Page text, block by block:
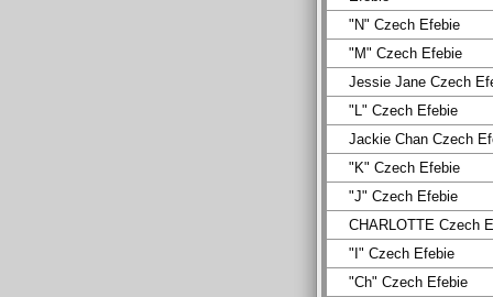
"N" Czech Efebie
"M" Czech Efebie
Jessie Jane Czech
"L" Czech Efebie
Jackie Chan Czech
"K" Czech Efebie
"J" Czech Efebie
CHARLOTTE Czech
"I" Czech Efebie
"Ch" Czech Efebie